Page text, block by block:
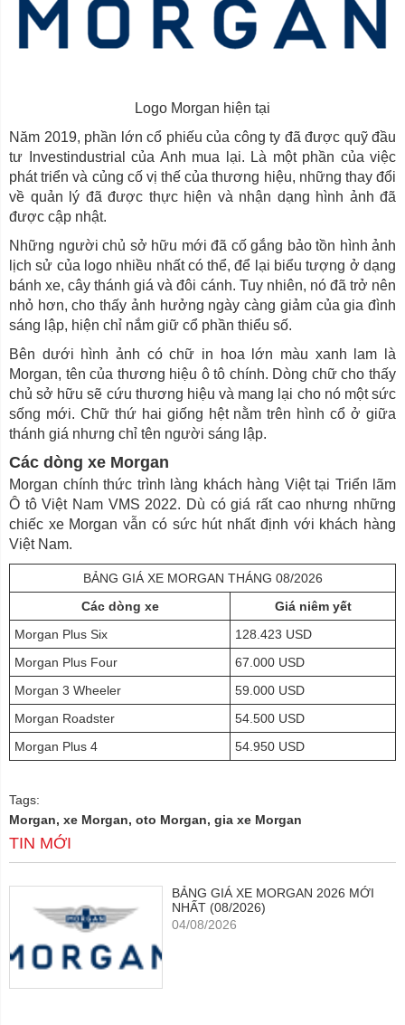
Logo Morgan hiện tại
Năm 2019, phần lớn cổ phiếu của công ty đã được quỹ đầu
tư Investindustrial của Anh mua lại. Là một phần của việc
phát triển và củng cố vị thế của thương hiệu, những thay đổi
về quản lý đã được thực hiện và nhận dạng hình ảnh đã
được cập nhật.
Những người chủ sở hữu mới đã cố gắng bảo tồn hình ảnh
lịch sử của logo nhiều nhất có thể, để lại biểu tượng ở dạng
bánh xe, cây thánh giá và đôi cánh. Tuy nhiên, nó đã trở nên
nhỏ hơn, cho thấy ảnh hưởng ngày càng giảm của gia đình
sáng lập, hiện chỉ nắm giữ cổ phần thiểu số.
Bên dưới hình ảnh có chữ in hoa lớn màu xanh lam là
Morgan, tên của thương hiệu ô tô chính. Dòng chữ cho thấy
chủ sở hữu sẽ cứu thương hiệu và mang lại cho nó một sức
sống mới. Chữ thứ hai giống hệt nằm trên hình cổ ở giữa
thánh giá nhưng chỉ tên người sáng lập.
Các dòng xe Morgan
Morgan chính thức trình làng khách hàng Việt tại Triển lãm
Ô tô Việt Nam VMS 2022. Dù có giá rất cao nhưng những
chiếc xe Morgan vẫn có sức hút nhất định với khách hàng
Việt Nam.
BẢNG GIÁ XE MORGAN THÁNG 08/2026
Các dòng xe
Giá niêm yết
Morgan Plus Six
128.423 USD
Morgan Plus Four
67.000 USD
Morgan 3 Wheeler
59.000 USD
Morgan Roadster
54.500 USD
Morgan Plus 4
54.950 USD
Tags:
Morgan, xe Morgan, oto Morgan, gia xe Morgan
TIN MỚI
BẢNG GIÁ XE MORGAN 2026 MỚI
NHẤT (08/2026)
04/08/2026